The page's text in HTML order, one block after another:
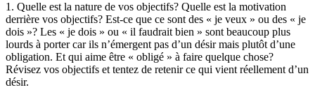
1. Quelle est la nature de vos objectifs? Quelle est la motivation
derrière vos objectifs? Est-ce que ce sont des « je veux » ou des « je
dois »? Les « je dois » ou « il faudrait bien » sont beaucoup plus
lourds à porter car ils n’émergent pas d’un désir mais plutôt d’une
obligation. Et qui aime être « obligé » à faire quelque chose?
Révisez vos objectifs et tentez de retenir ce qui vient réellement d’un
désir.